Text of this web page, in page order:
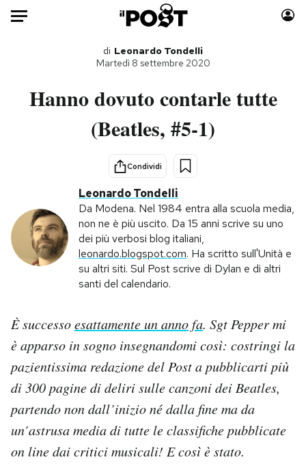
Auto
Scienza
Cultura
Economia
Libri
Consumismi
Storie/Idee
Ok Boomer!
Media
Europa
Altrecose
Mondiali calcio 2026
PODCAST
I MIEI PREFERITI
di Leonardo Tondelli
Martedì 8 settembre 2020
Hanno dovuto contarle tutte
(Beatles, #5-1)
Condividi
Leonardo Tondelli
Da Modena. Nel 1984 entra alla scuola media,
non ne è più uscito. Da 15 anni scrive su uno
dei più verbosi blog italiani,
leonardo.blogspot.com. Ha scritto sull'Unità e
su altri siti. Sul Post scrive di Dylan e di altri
santi del calendario.
È successoesattamente un anno fa. Sgt Pepper mi
è apparso in sogno insegnandomi così: costringi la
pazientissima redazione del Post a pubblicarti più
di 300 pagine di deliri sulle canzoni dei Beatles,
partendo non dall’inizio né dalla fine ma da
un’astrusa media di tutte le classifiche pubblicate
on line dai critici musicali! E così è stato.